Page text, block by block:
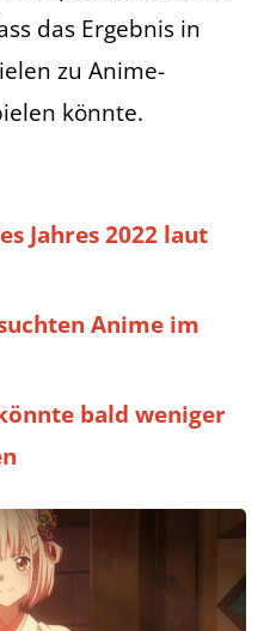
das Ergebnis in
zu Anime-
könnte.
Jahres 2022 laut
Anime im
bald weniger